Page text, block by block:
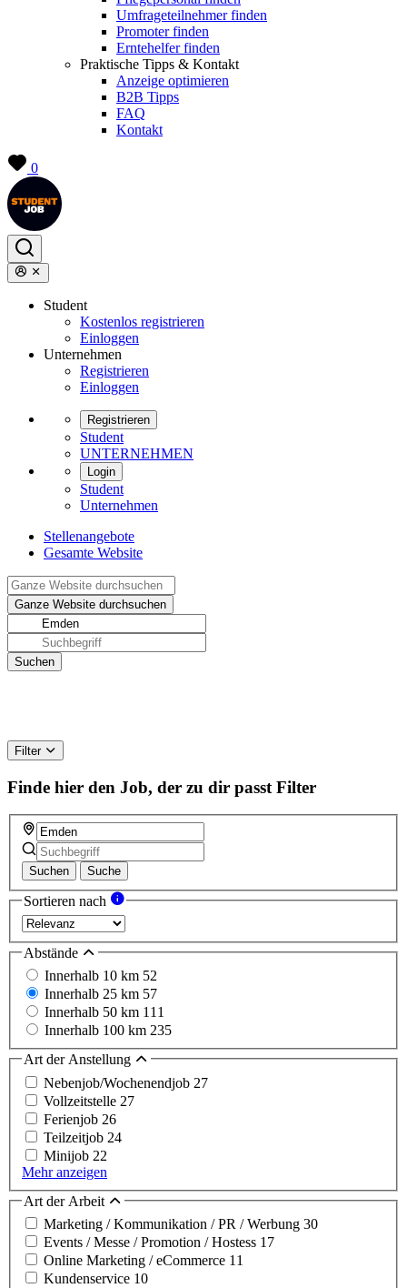
Umfrageteilnehmer finden
Promoter finden
Erntehelfer finden
Praktische Tipps & Kontakt
Anzeige optimieren
B2B Tipps
FAQ
Kontakt
0
Student
Kostenlos registrieren
Einloggen
Unternehmen
Registrieren
Einloggen
Registrieren
Student
UNTERNEHMEN
Login
Student
Unternehmen
Stellenangebote
Gesamte Website
Filter
Finde hier den Job, der zu dir passt Filter
Suchen Suche
Sortieren nach
Abstände
Innerhalb 10 km 52
Innerhalb 25 km 57
Innerhalb 50 km 111
Innerhalb 100 km 235
Art der Anstellung
Nebenjob/Wochenendjob 27
Vollzeitstelle 27
Ferienjob 26
Teilzeitjob 24
Minijob 22
Mehr anzeigen
Art der Arbeit
Marketing / Kommunikation / PR / Werbung 30
Events / Messe / Promotion / Hostess 17
Online Marketing / eCommerce 11
Kundenservice 10